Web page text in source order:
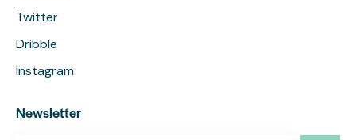
Twitter
Dribble
Instagram
Newsletter